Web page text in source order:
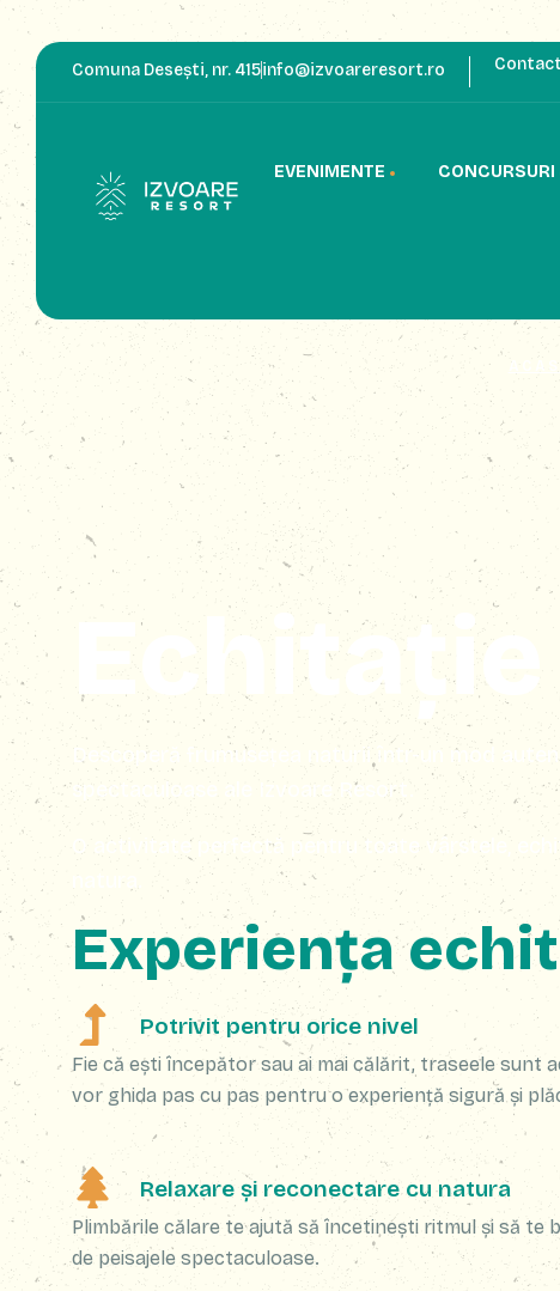
Comuna Desești, nr. 415info@izvoareresort.ro
EVENIMENTE CONCURSURI
Echitație
Descoperă frumusețea naturii într-un mod
spectaculoase ale Izvoare Resort.
O activitate perfectă pentru toate vârstele,
natura.
Experiența
Potrivit pentru orice nivel
Fie că ești începător sau ai mai călărit, traseele
vor ghida pas cu pas pentru o experiență sigură și
Relaxare și reconectare cu natura
Plimbările călare te ajută să încetinești ritmul și să te
de peisajele spectaculoase.